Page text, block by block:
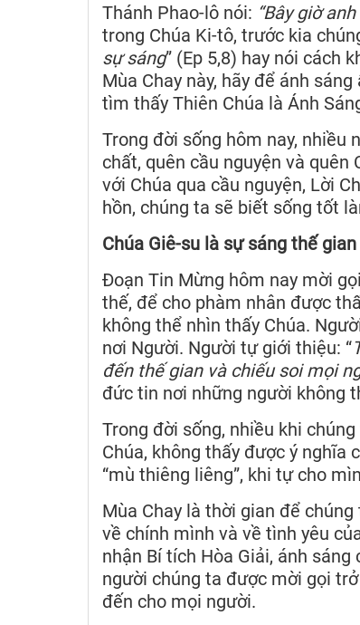
Thánh Phao-lô nói: “Bây giờ
trong Chúa Ki-tô, trước kia
sự sáng” (Ep 5,8) hay nói cách
Mùa Chay này, hãy để ánh
tìm thấy Thiên Chúa là Ánh
Trong đời sống hôm nay, nhiều
chất, quên cầu nguyện và
với Chúa qua cầu nguyện, Lời
hồn, chúng ta sẽ biết sống tốt
Chúa Giê-su là sự sáng thế gian
Đoạn Tin Mừng hôm nay mời
thế, để cho phàm nhân được
không thể nhìn thấy Chúa.
nơi Người. Người tự giới thiệu: “
đến thế gian và chiếu soi mọi
đức tin nơi những người không
Trong đời sống, nhiều khi
Chúa, không thấy được ý nghĩa
“mù thiêng liêng”, khi tự cho
Mùa Chay là thời gian để
về chính mình và về tình yêu
nhận Bí tích Hòa Giải, ánh
người chúng ta được mời gọi
đến cho mọi người.